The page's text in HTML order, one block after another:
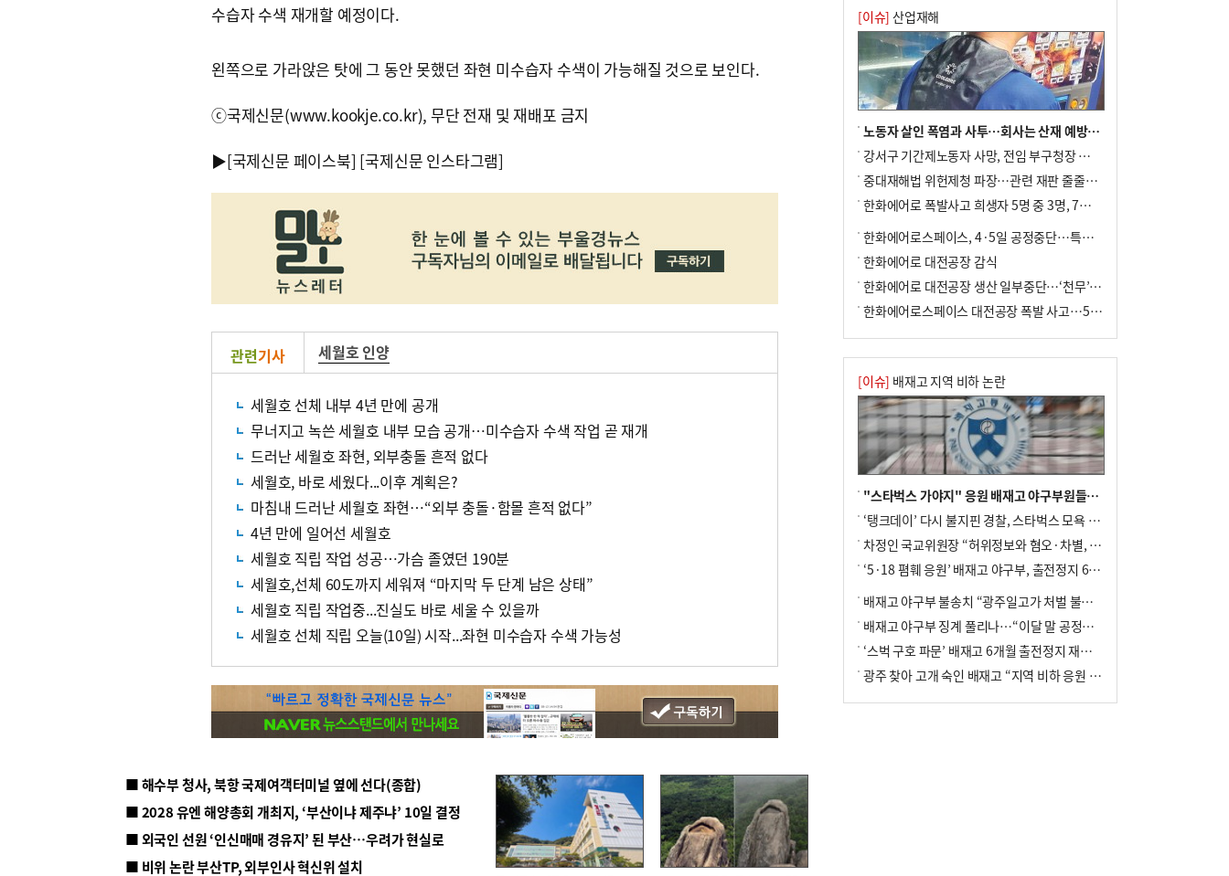
수습자 수색 재개할 예정이다.
왼쪽으로 가라앉은 탓에 그 동안 못했던 좌현 미수습자 수색이 가능해질 것으로 보인다.
ⓒ국제신문(www.kookje.co.kr), 무단 전재 및 재배포 금지
▶[국제신문 페이스북] [국제신문 인스타그램]
관련기사 세월호 인양
세월호 선체 내부 4년 만에 공개
무너지고 녹쓴 세월호 내부 모습 공개…미수습자 수색 작업 곧 재개
드러난 세월호 좌현, 외부충돌 흔적 없다
세월호, 바로 세웠다...이후 계획은?
마침내 드러난 세월호 좌현…“외부 충돌·함몰 흔적 없다”
4년 만에 일어선 세월호
세월호 직립 작업 성공…가슴 졸였던 190분
세월호,선체 60도까지 세워져 “마지막 두 단계 남은 상태”
세월호 직립 작업중...진실도 바로 세울 수 있을까
세월호 선체 직립 오늘(10일) 시작...좌현 미수습자 수색 가능성
■ 해수부 청사, 북항 국제여객터미널 옆에 선다(종합)
■ 2028 유엔 해양총회 개최지, ‘부산이냐 제주냐’ 10일 결정
■ 외국인 선원 ‘인신매매 경유지’ 된 부산…우려가 현실로
■ 비위 논란 부산TP, 외부인사 혁신위 설치
10 홈플 사태에 2분기 대형마트 판매 9.4%
↓…백화점은 14.8%↑
[이슈] 산업재해
노동자 살인 폭염과 사투…회사는 산재 예방·전기료 절감 전력
강서구 기간제노동자 사망, 전임 부구청장 檢 송치
중대재해법 위헌제청 파장…관련 재판 줄줄이 브레이크
한화에어로 폭발사고 희생자 5명 중 3명, 7일 영면
한화에어로스페이스, 4·5일 공정중단…특별 안전점검
한화에어로 대전공장 감식
한화에어로 대전공장 생산 일부중단…‘천무’ 수출 비상
한화에어로스페이스 대전공장 폭발 사고…5명 사망·2명 부상(종합)
[이슈] 배재고 지역 비하 논란
"스타벅스 가야지" 응원 배재고 야구부원들, 학교서 징계 처분
‘탱크데이’ 다시 불지핀 경찰, 스타벅스 모욕 혐의 압수수색
차정인 국교위원장 “허위정보와 혐오·차별, 학교 교실까지 유입"
‘5·18 폄훼 응원’ 배재고 야구부, 출전정지 6개월→1개월 감경
배재고 야구부 불송치 “광주일고가 처벌 불원 의사 표해”
배재고 야구부 징계 풀리나…“이달 말 공정위서 재심의”
‘스벅 구호 파문’ 배재고 6개월 출전정지 재심 신청키로
광주 찾아 고개 숙인 배재고 “지역 비하 응원 잘못”(종합)